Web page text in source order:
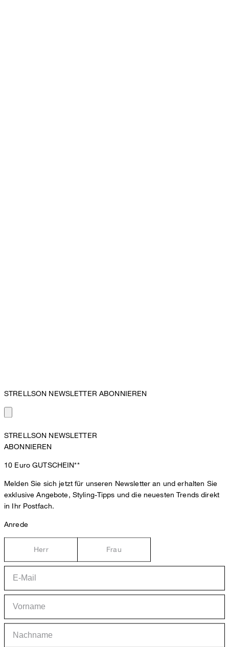
STRELLSON NEWSLETTER ABONNIEREN
STRELLSON NEWSLETTER
ABONNIEREN
10 EuroGUTSCHEIN**
Melden Sie sich jetzt für unseren Newsletter an und erhalten Sie
exklusive Angebote, Styling-Tipps und die neuesten Trends direkt
in Ihr Postfach.
Anrede
Herr Frau